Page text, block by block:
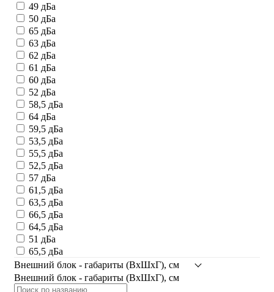
49 дБа
50 дБа
65 дБа
63 дБа
62 дБа
61 дБа
60 дБа
52 дБа
58,5 дБа
64 дБа
59,5 дБа
53,5 дБа
55,5 дБа
52,5 дБа
57 дБа
61,5 дБа
63,5 дБа
66,5 дБа
64,5 дБа
51 дБа
65,5 дБа
Внешний блок - габариты (ВхШхГ), см
Внешний блок - габариты (ВхШхГ), см